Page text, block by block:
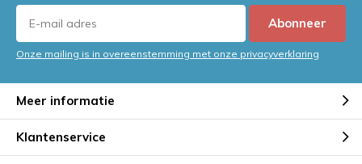
Abonneer
Onze mailing is in overeenstemming met onze privacyverklaring
Meer informatie
Klantenservice